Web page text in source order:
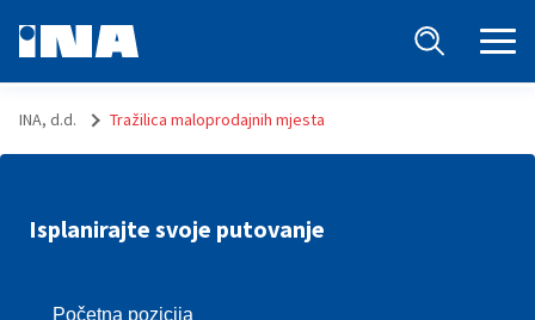
INA, d.d. Tražilica maloprodajnih mjesta
Isplanirajte svoje putovanje